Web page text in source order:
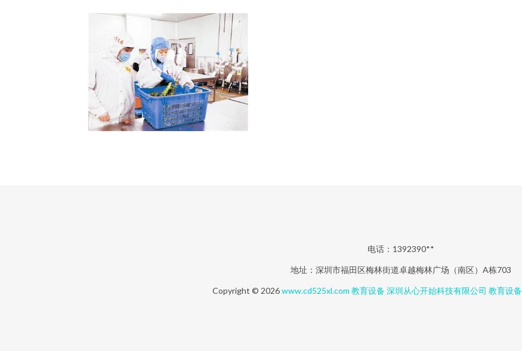
电话：1392390**
地址：深圳市福田区梅林街道卓越梅林广场（南区）A栋703
Copyright © 2026www.cd525xl.com 教育设备 深圳从心开始科技有限公司 教育设备